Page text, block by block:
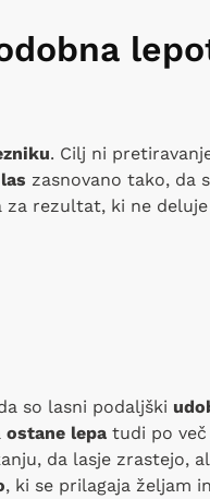
. Cilj ni
zasnovano tako, da
za rezultat, ki ne
so lasni podaljški
ostane lepa tudi po
da lasje zrastejo,
, ki se prilagaja željam